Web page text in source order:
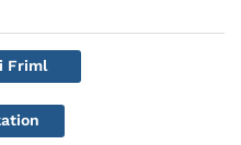
Friml